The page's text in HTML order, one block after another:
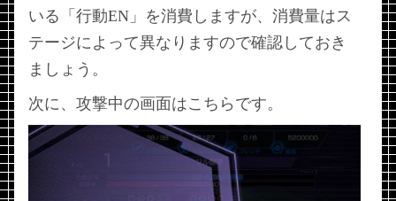
いる「行動EN」を消費しますが、消費量はス
テージによって異なりますので確認しておき
ましょう。
次に、攻撃中の画面はこちらです。